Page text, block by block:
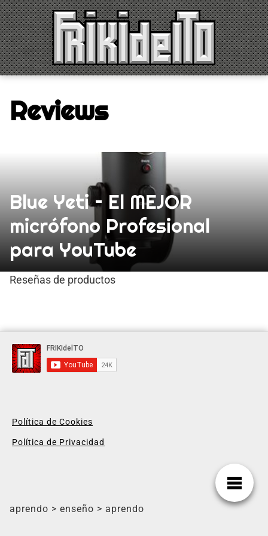
Saltar
al
contenido
Reviews
Blue Yeti – El MEJOR
micrófono Profesional
para YouTube
Reseñas de productos
Política de Cookies
Política de Privacidad
aprendo > enseño > aprendo